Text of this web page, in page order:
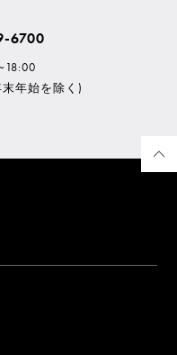
6700
年始を除く)